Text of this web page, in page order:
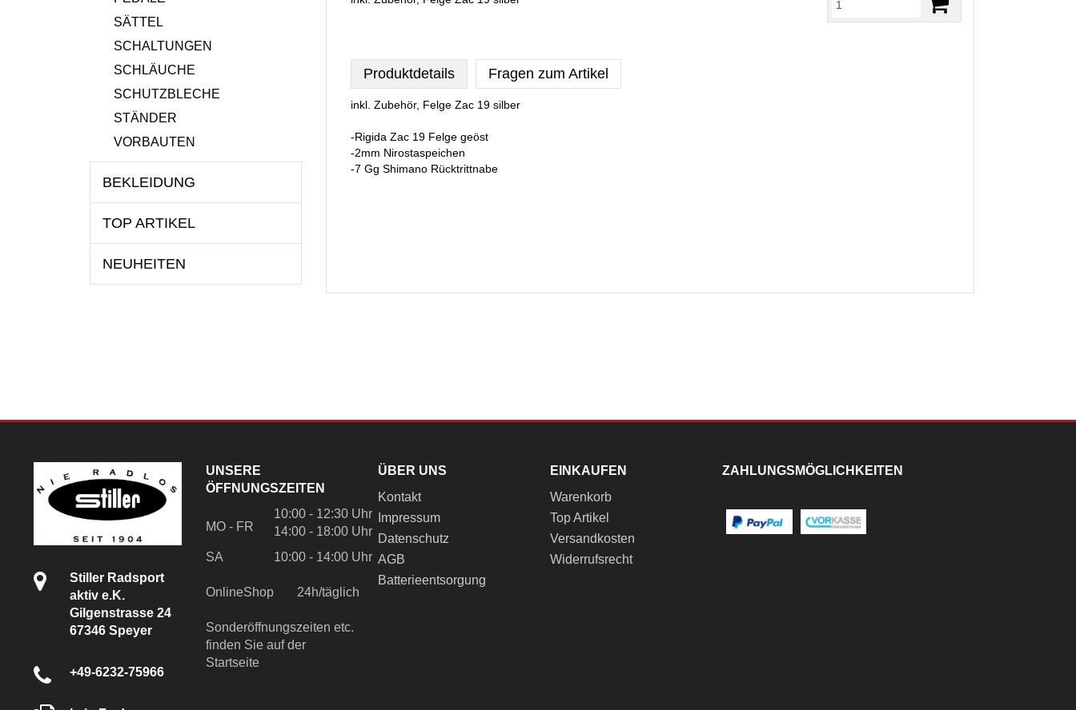
SÄTTEL
SCHALTUNGEN
SCHLÄUCHE
SCHUTZBLECHE
STÄNDER
VORBAUTEN
BEKLEIDUNG
TOP ARTIKEL
NEUHEITEN
Produktdetails Fragen zum Artikel
inkl. Zubehör, Felge Zac 19 silber
-Rigida Zac 19 Felge geöst
-2mm Nirostaspeichen
-7 Gg Shimano Rücktrittnabe
Stiller Radsport
aktiv e.K.
Gilgenstrasse 24
67346 Speyer
+49-6232-75966
UNSERE
ÖFFNUNGSZEITEN
MO - FR
10:00 - 12:30 Uhr
14:00 - 18:00 Uhr
SA
10:00 - 14:00 Uhr
OnlineShop 24h/täglich
Sonderöffnungszeiten etc.
finden Sie auf der
Startseite
ÜBER UNS
Kontakt
Impressum
Datenschutz
AGB
Batterieentsorgung
EINKAUFEN
Warenkorb
Top Artikel
Versandkosten
Widerrufsrecht
ZAHLUNGSMÖGLICHKEITEN